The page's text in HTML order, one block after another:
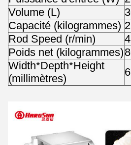
Volume (L)
Capacité (kilogrammes)
Rod Speed (r/min)
Poids net (kilogrammes)
Width*Depth*Height
(millimètres)